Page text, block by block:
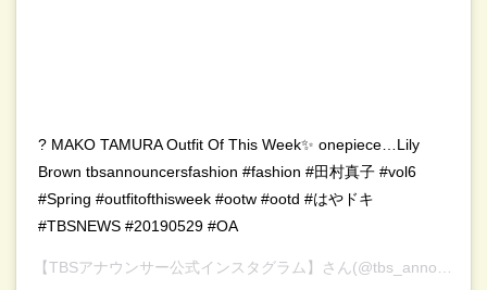
? MAKO TAMURA Outfit Of This Week✨ onepiece…Lily
Brown tbsannouncersfashion #fashion #田村真子 #vol6
#Spring #outfitofthisweek #ootw #ootd #はやドキ
#TBSNEWS #20190529 #OA
【TBSアナウンサー公式インスタグラム】 さん(@tbs_annogram)がシェアした投稿 –